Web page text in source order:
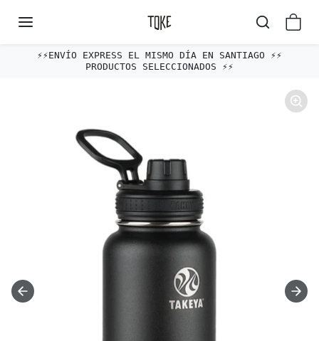
⚡️⚡️ENVÍO EXPRESS EL MISMO DÍA EN SANTIAGO ⚡️⚡️
PRODUCTOS SELECCIONADOS ⚡️⚡️